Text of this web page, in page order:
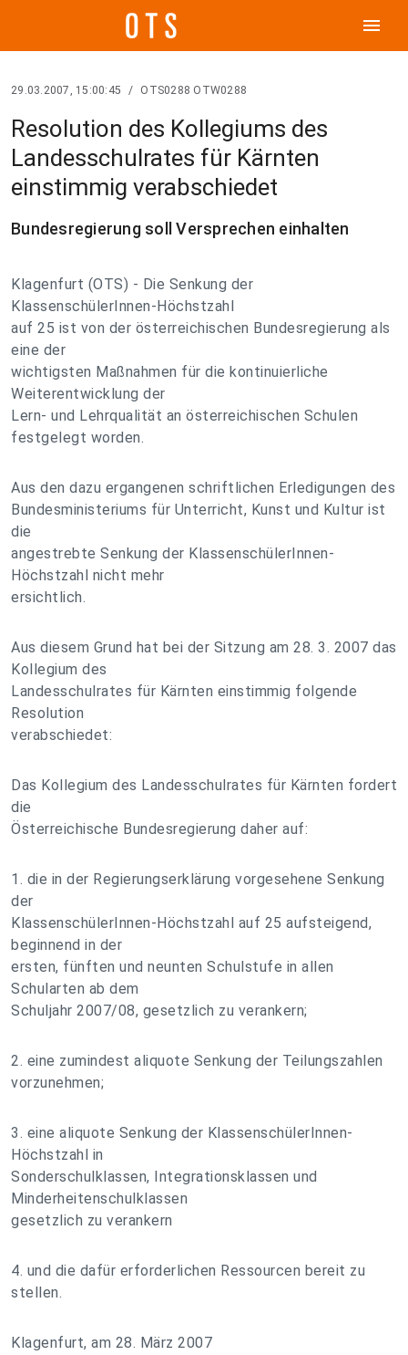
menu
29.03.2007, 15:00:45 / OTS0288 OTW0288
Resolution des Kollegiums des
Landesschulrates für Kärnten
einstimmig verabschiedet
Bundesregierung soll Versprechen einhalten
Klagenfurt (OTS) - Die Senkung der
KlassenschülerInnen-Höchstzahl
auf 25 ist von der österreichischen Bundesregierung als
eine der
wichtigsten Maßnahmen für die kontinuierliche
Weiterentwicklung der
Lern- und Lehrqualität an österreichischen Schulen
festgelegt worden.
Aus den dazu ergangenen schriftlichen Erledigungen des
Bundesministeriums für Unterricht, Kunst und Kultur ist
die
angestrebte Senkung der KlassenschülerInnen-
Höchstzahl nicht mehr
ersichtlich.
Aus diesem Grund hat bei der Sitzung am 28. 3. 2007 das
Kollegium des
Landesschulrates für Kärnten einstimmig folgende
Resolution
verabschiedet:
Das Kollegium des Landesschulrates für Kärnten fordert
die
Österreichische Bundesregierung daher auf:
1. die in der Regierungserklärung vorgesehene Senkung
der
KlassenschülerInnen-Höchstzahl auf 25 aufsteigend,
beginnend in der
ersten, fünften und neunten Schulstufe in allen
Schularten ab dem
Schuljahr 2007/08, gesetzlich zu verankern;
2. eine zumindest aliquote Senkung der Teilungszahlen
vorzunehmen;
3. eine aliquote Senkung der KlassenschülerInnen-
Höchstzahl in
Sonderschulklassen, Integrationsklassen und
Minderheitenschulklassen
gesetzlich zu verankern
4. und die dafür erforderlichen Ressourcen bereit zu
stellen.
Klagenfurt, am 28. März 2007